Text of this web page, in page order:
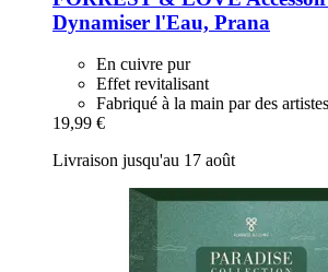
Dynamiser l'Eau, Prana
En cuivre pur
Effet revitalisant
Fabriqué à la main par des artistes
19,99 €
Livraison jusqu'au 17 août